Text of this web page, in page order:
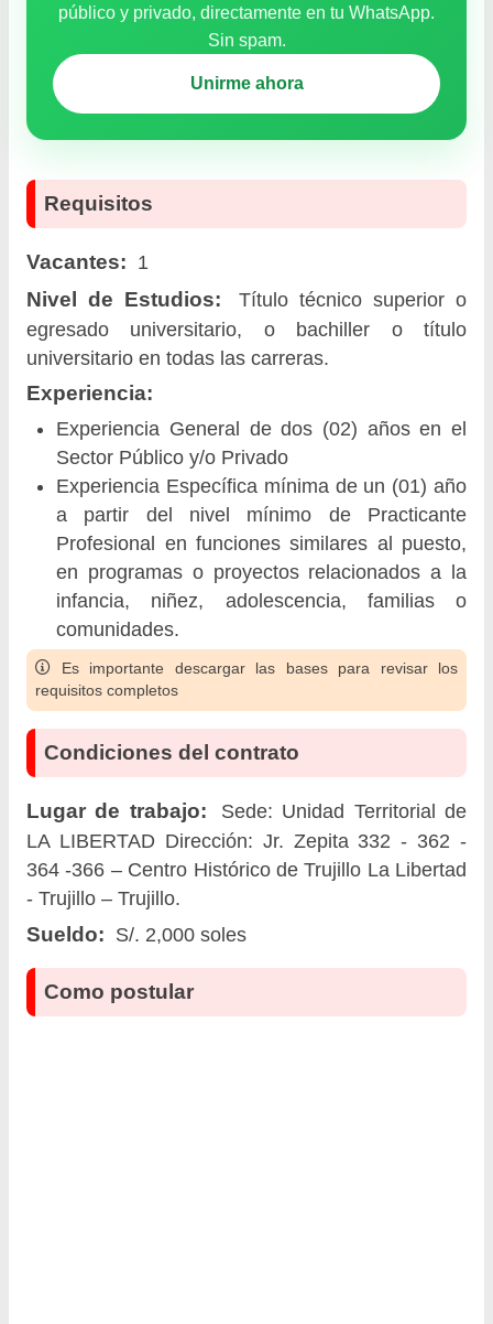
público y privado, directamente en tu WhatsApp.
Sin spam.
Unirme ahora
Requisitos
Vacantes: 1
Nivel de Estudios:
Título técnico superior o
egresado universitario, o bachiller o título
universitario en todas las carreras.
Experiencia:
Experiencia General de dos (02) años en el
Sector Público y/o Privado
Experiencia Específica mínima de un (01) año
a partir del nivel mínimo de Practicante
Profesional en funciones similares al puesto,
en programas o proyectos relacionados a la
infancia, niñez, adolescencia, familias o
comunidades.
Es importante descargar las bases para revisar los
requisitos completos
Condiciones del contrato
Lugar de trabajo:
Sede: Unidad Territorial de
LA LIBERTAD Dirección: Jr. Zepita 332 - 362 -
364 -366 – Centro Histórico de Trujillo La Libertad
- Trujillo – Trujillo.
Sueldo: S/. 2,000 soles
Como postular